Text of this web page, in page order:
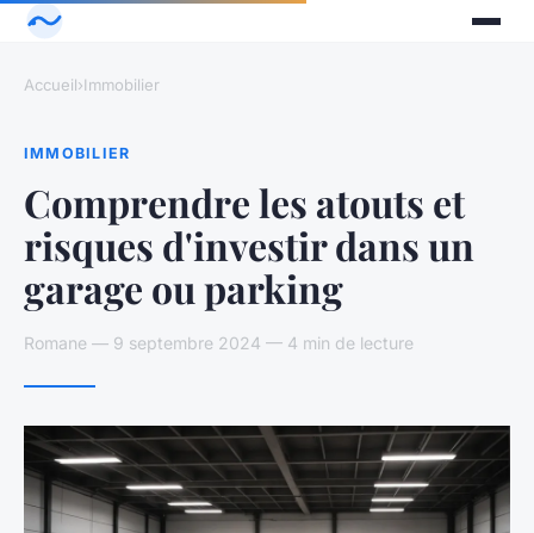
Accueil›Immobilier
IMMOBILIER
Comprendre les atouts et
risques d'investir dans un
garage ou parking
Romane — 9 septembre 2024 — 4 min de lecture